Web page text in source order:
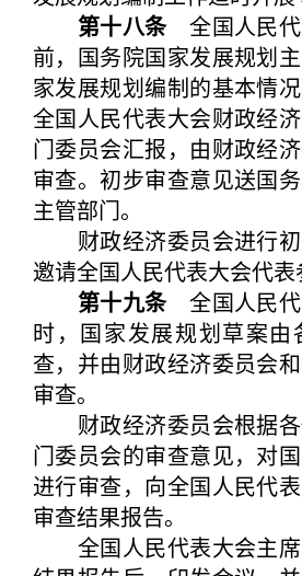
第十八条全国人民代
前，国务院国家发展规划
家发展规划编制的基本情
全国人民代表大会财政经
门委员会汇报，由财政经
审查。初步审查意见送国
主管部门。
财政经济委员会进行初
邀请全国人民代表大会代表
第十九条全国人民代
时，国家发展规划草案由
查，并由财政经济委员会
审查。
财政经济委员会根据各
门委员会的审查意见，对
进行审查，向全国人民代
审查结果报告。
全国人民代表大会主席